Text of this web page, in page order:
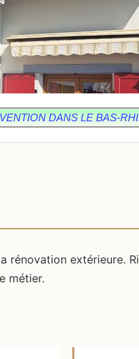
DANS LE BAS-
rénovation extérieure.
métier.